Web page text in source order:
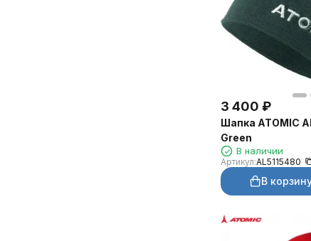
3 400 ₽
Шапка ATOMIC
Green
В наличии
Артикул:AL5115480
В